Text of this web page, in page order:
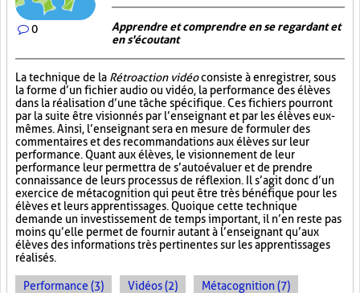
0
Apprendre et comprendre en se regardant et
en s'écoutant
La technique de la Rétroaction vidéoconsiste à enregistrer, sous
la forme d’un fichier audio ou vidéo, la performance des élèves
dans la réalisation d’une tâche spécifique. Ces fichiers pourront
par la suite être visionnés par l’enseignant et par les élèves eux-
mêmes. Ainsi, l’enseignant sera en mesure de formuler des
commentaires et des recommandations aux élèves sur leur
performance. Quant aux élèves, le visionnement de leur
performance leur permettra de s’autoévaluer et de prendre
connaissance de leurs processus de réflexion. Il s’agit donc d’un
exercice de métacognition qui peut être très bénéfique pour les
élèves et leurs apprentissages. Quoique cette technique
demande un investissement de temps important, il n’en reste pas
moins qu’elle permet de fournir autant à l’enseignant qu’aux
élèves des informations très pertinentes sur les apprentissages
réalisés.
Performance (3) Vidéos (2) Métacognition (7)